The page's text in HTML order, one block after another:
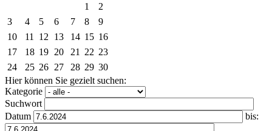
1
2
3
4 5 6 7 8
9
10
11 12 13 14 15 16
17
18 19 20 21 22 23
24
25 26 27 28 29 30
Hier können Sie gezielt suchen:
Kategorie
Suchwort
Datum
bis: